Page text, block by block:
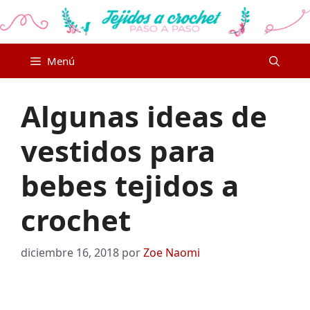
al
Menú
Algunas ideas de
vestidos para
bebes tejidos a
crochet
diciembre 16, 2018 porZoe Naomi